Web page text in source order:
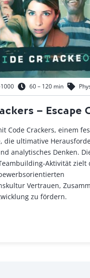
60 – 120 min
– Escape
Code Crackers, einem
die ultimative
analytisches Denken.
Aktivität zielt
Vertrauen,
zu fördern.